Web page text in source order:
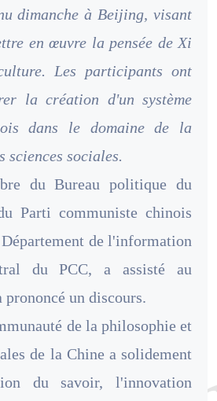
dimanche à Beijing, visant
en œuvre la pensée de Xi
Les participants ont
la création d'un système
dans le domaine de la
sciences sociales.
du Bureau politique du
Parti communiste chinois
de l'information
du PCC, a assisté au
un discours.
de la philosophie et
de la Chine a solidement
du savoir, l'innovation